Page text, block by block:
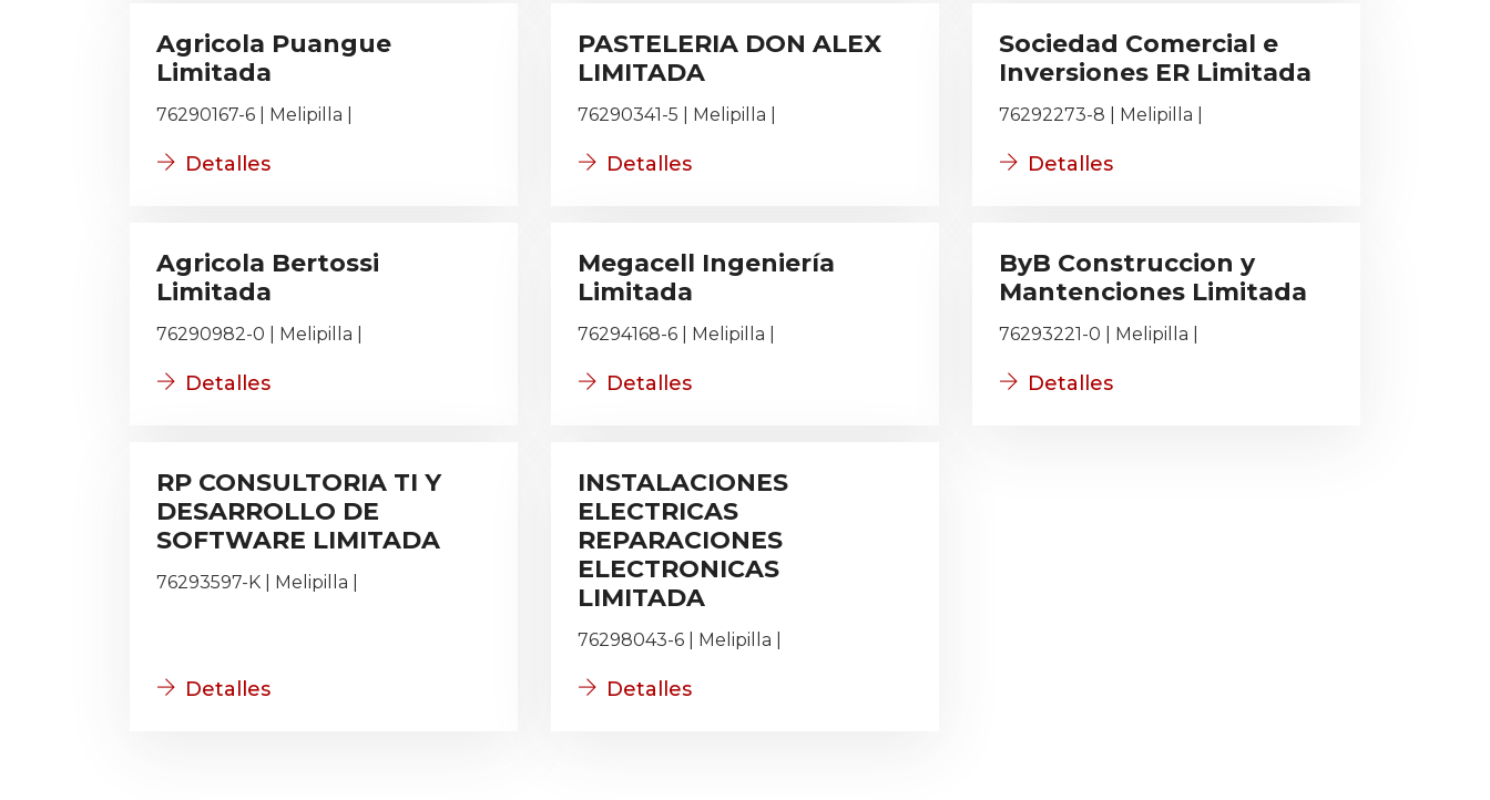
Agricola Puangue
Limitada
76290167-6 | Melipilla |
Detalles
PASTELERIA DON ALEX
LIMITADA
76290341-5 | Melipilla |
Detalles
Sociedad Comercial e
Inversiones ER Limitada
76292273-8 | Melipilla |
Detalles
Agricola Bertossi
Limitada
76290982-0 | Melipilla |
Detalles
Megacell Ingeniería
Limitada
76294168-6 | Melipilla |
Detalles
ByB Construccion y
Mantenciones Limitada
76293221-0 | Melipilla |
Detalles
RP CONSULTORIA TI Y
DESARROLLO DE
SOFTWARE LIMITADA
76293597-K | Melipilla |
Detalles
INSTALACIONES
ELECTRICAS
REPARACIONES
ELECTRONICAS
LIMITADA
76298043-6 | Melipilla |
Detalles